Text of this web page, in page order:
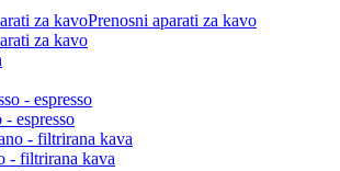
Prenosni aparati za kavo
- espresso
- filtrirana kava